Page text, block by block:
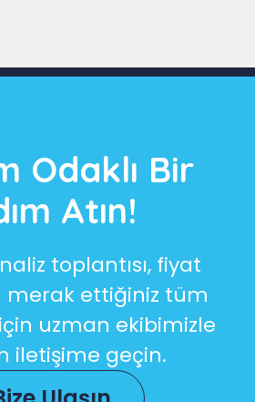
Odaklı Bir
Atın!
toplantısı, fiyat
merak ettiğiniz tüm
için uzman ekibimizle
iletişime geçin.